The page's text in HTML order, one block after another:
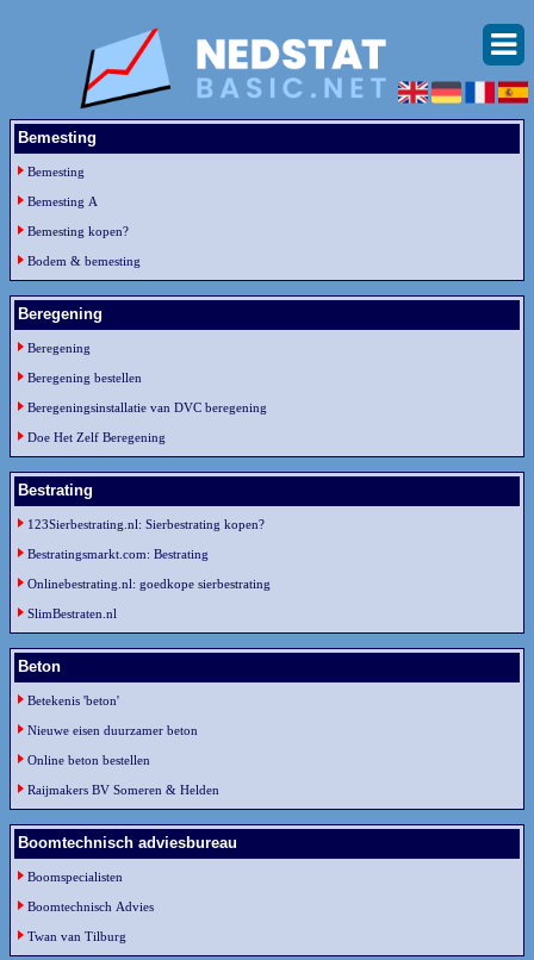
Bemesting
Bemesting
Bemesting A
Bemesting kopen?
Bodem & bemesting
Beregening
Beregening
Beregening bestellen
Beregeningsinstallatie van DVC beregening
Doe Het Zelf Beregening
Bestrating
123Sierbestrating.nl: Sierbestrating kopen?
Bestratingsmarkt.com: Bestrating
Onlinebestrating.nl: goedkope sierbestrating
SlimBestraten.nl
Beton
Betekenis 'beton'
Nieuwe eisen duurzamer beton
Online beton bestellen
Raijmakers BV Someren & Helden
Boomtechnisch adviesbureau
Boomspecialisten
Boomtechnisch Advies
Twan van Tilburg